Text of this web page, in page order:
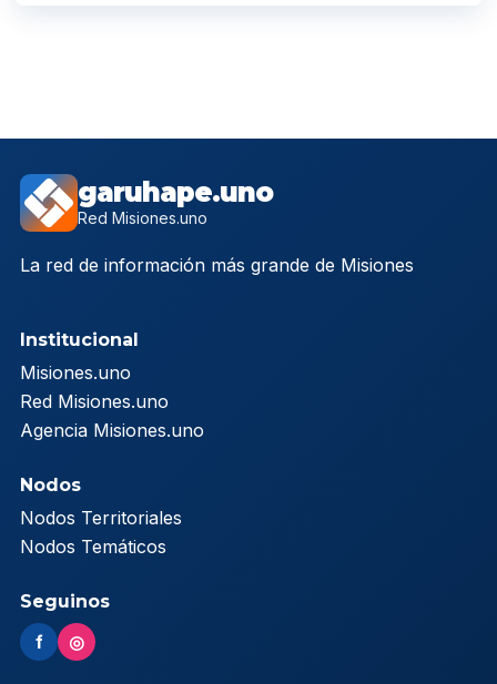
garuhape.uno
Red Misiones.uno
La red de información más grande de Misiones
Institucional
Misiones.uno
Red Misiones.uno
Agencia Misiones.uno
Nodos
Nodos Territoriales
Nodos Temáticos
Seguinos
f ◎